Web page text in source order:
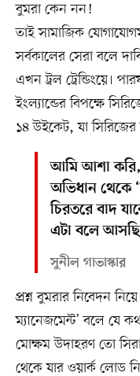
বুমরা কেন নন!
তাই সামাজিক
সর্বকালের সেরা বলে
এখন ট্রল ট্রেন্ডিংয়ে।
ইংল্যান্ডের বিপক্ষে
১৪ উইকেট, যা সিরিজের
আমি আশা করি,
অভিধান থেকে
চিরতরে বাদ
এটা বলে
সুনীল গাভাস্কার
প্রশ্ন বুমরার নিবেদন
ম্যানেজমেন্ট’ বলে যে
মোক্ষম উদাহরণ তো
থেকে যার ওয়ার্ক লোড